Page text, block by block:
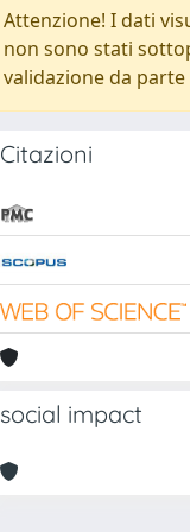
Attenzione! I dati
non sono stati
validazione da
Citazioni
social impact